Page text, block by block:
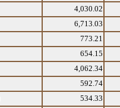
4,030.02
6,713.03
773.21
654.15
4,062.34
592.74
534.33